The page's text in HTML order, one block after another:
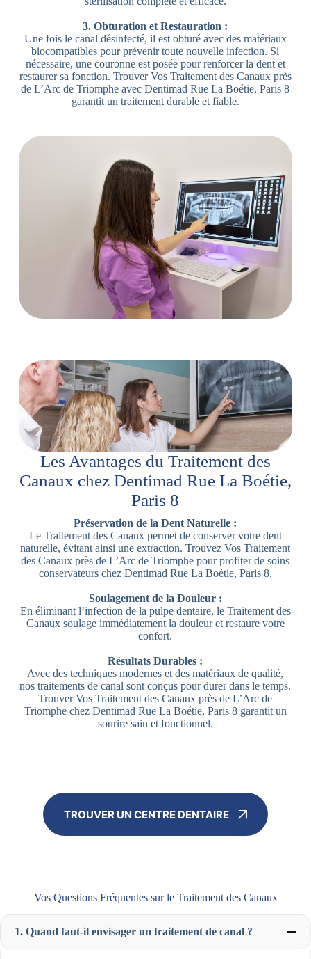
3. Obturation et Restauration :
Une fois le canal désinfecté, il est obturé avec des matériaux
biocompatibles pour prévenir toute nouvelle infection. Si
nécessaire, une couronne est posée pour renforcer la dent et
restaurer sa fonction. Trouver Vos Traitement des Canaux près
de L’Arc de Triomphe avec Dentimad Rue La Boétie, Paris 8
garantit un traitement durable et fiable.
Les Avantages du Traitement des
Canaux chez Dentimad Rue La Boétie,
Paris 8
Préservation de la Dent Naturelle :
Le Traitement des Canaux permet de conserver votre dent
naturelle, évitant ainsi une extraction. Trouvez Vos Traitement
des Canaux près de L’Arc de Triomphe pour profiter de soins
conservateurs chez Dentimad Rue La Boétie, Paris 8.
Soulagement de la Douleur :
En éliminant l’infection de la pulpe dentaire, le Traitement des
Canaux soulage immédiatement la douleur et restaure votre
confort.
Résultats Durables :
Avec des techniques modernes et des matériaux de qualité,
nos traitements de canal sont conçus pour durer dans le temps.
Trouver Vos Traitement des Canaux près de L’Arc de
Triomphe chez Dentimad Rue La Boétie, Paris 8 garantit un
sourire sain et fonctionnel.
TROUVER UN CENTRE DENTAIRE
Vos Questions Fréquentes sur le Traitement des Canaux
1. Quand faut-il envisager un traitement de canal ?